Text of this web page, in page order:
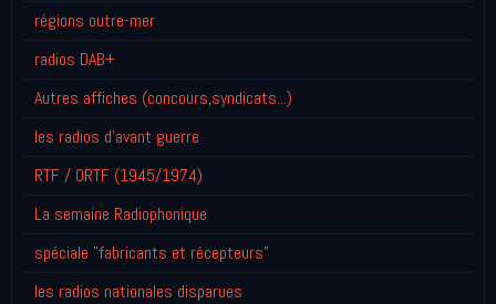
régions outre-mer
radios DAB+
Autres affiches (concours,syndicats...)
les radios d'avant guerre
RTF / ORTF (1945/1974)
La semaine Radiophonique
spéciale "fabricants et récepteurs"
les radios nationales disparues